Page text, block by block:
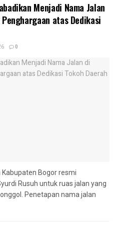
Menjadi Nama Jalan
atas Dedikasi
0
Kabupaten Bogor resmi
Rusuh untuk ruas jalan yang
Penetapan nama jalan